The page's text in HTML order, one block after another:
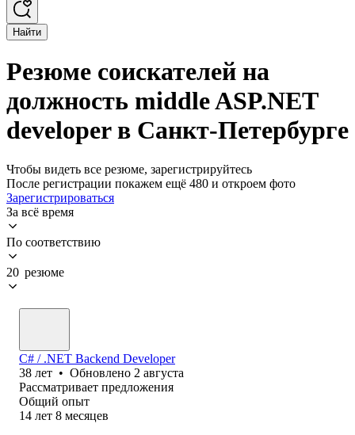
Найти
Резюме соискателей на
должность middle ASP.NET
developer в Санкт-Петербурге
Чтобы видеть все резюме, зарегистрируйтесь
После регистрации покажем ещё 480 и откроем фото
Зарегистрироваться
За всё время
По соответствию
20 резюме
C# / .NET Backend Developer
38 лет • Обновлено 2 августа
Рассматривает предложения
Общий опыт
14 лет 8 месяцев